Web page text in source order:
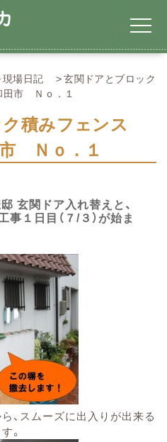
現場日記
玄関ドアとブロック
市 Ｎｏ．１
積みフェンス
Ｎｏ．１
玄関ドア入れ替えと、
１日目（７/３）が始ま
、スムーズに出入りが出来る
。